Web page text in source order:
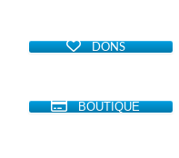
DONS
BOUTIQUE